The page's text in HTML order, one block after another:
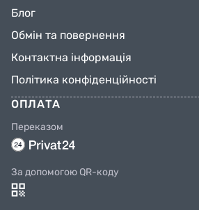
Блог
Обмін та повернення
Контактна інформація
Політика конфіденційності
ОПЛАТА
Переказом
За допомогою QR-коду